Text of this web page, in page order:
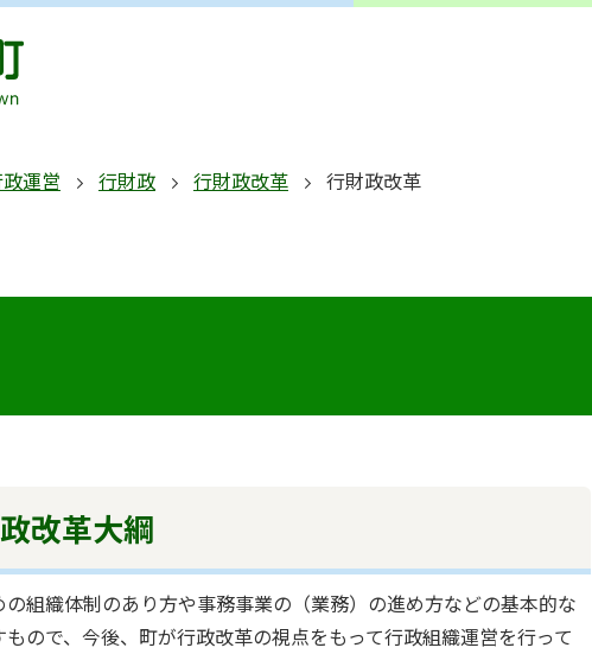
運営 行財政 行財政改革 行財政改革
改革大綱
組織体制のあり方や事務事業の（業務）の進め方などの基本的な
ので、今後、町が行政改革の視点をもって行政組織運営を行って